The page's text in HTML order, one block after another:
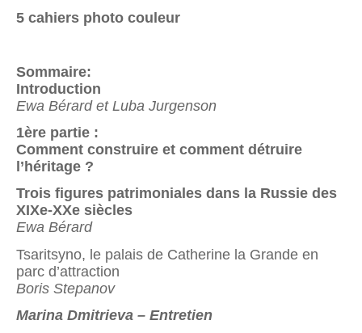
5 cahiers photo couleur
Sommaire:
Introduction
Ewa Bérard et Luba Jurgenson
1ère partie :
Comment construire et comment détruire
l’héritage ?
Trois figures patrimoniales dans la Russie des
XIXe-XXe siècles
Ewa Bérard
Tsaritsyno, le palais de Catherine la Grande en
parc d’attraction
Boris Stepanov
Marina Dmitrieva – Entretien